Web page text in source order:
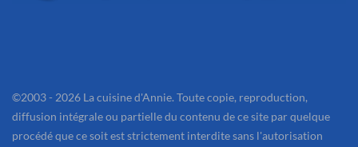
©2003 - 2026 La cuisine d'Annie. Toute copie, reproduction,
diffusion intégrale ou partielle du contenu de ce site par quelque
procédé que ce soit est strictement interdite sans l'autorisation